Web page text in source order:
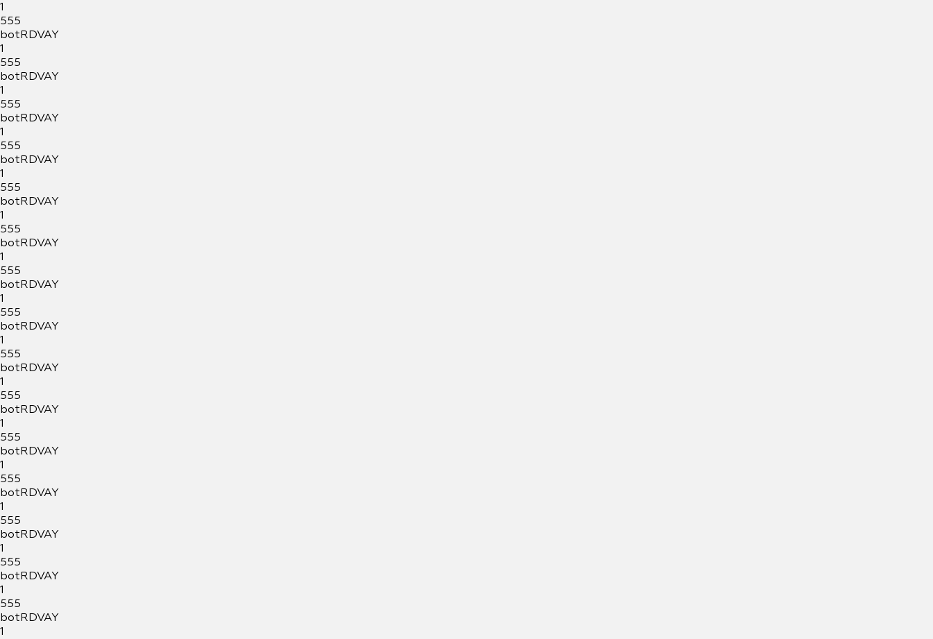
1
555
botRDVAY
1
555
botRDVAY
1
555
botRDVAY
1
555
botRDVAY
1
555
botRDVAY
1
555
botRDVAY
1
555
botRDVAY
1
555
botRDVAY
1
555
botRDVAY
1
555
botRDVAY
1
555
botRDVAY
1
555
botRDVAY
1
555
botRDVAY
1
555
botRDVAY
1
555
botRDVAY
1